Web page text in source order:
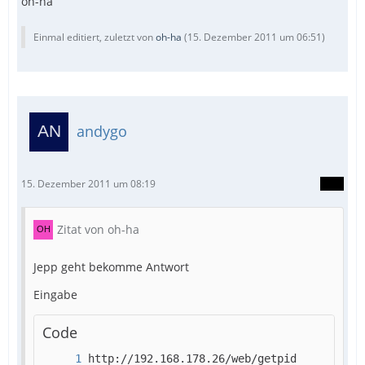
Einmal editiert, zuletzt vonoh-ha (15. Dezember 2011 um 06:51)
andygo
15. Dezember 2011 um 08:19
Zitat von oh-ha
Jepp geht bekomme Antwort
Eingabe
Code
http://192.168.178.26/web/getpid